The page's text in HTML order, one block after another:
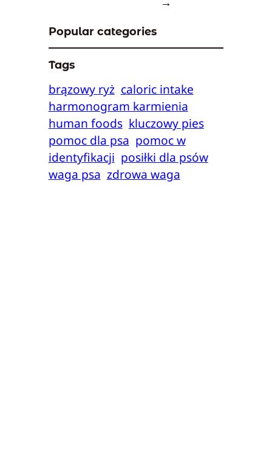
Popular categories
Tags
brązowy ryż caloric intake
harmonogram karmienia
human foods kluczowy pies
pomoc dla psa pomoc w
identyfikacji posiłki dla psów
waga psa zdrowa waga